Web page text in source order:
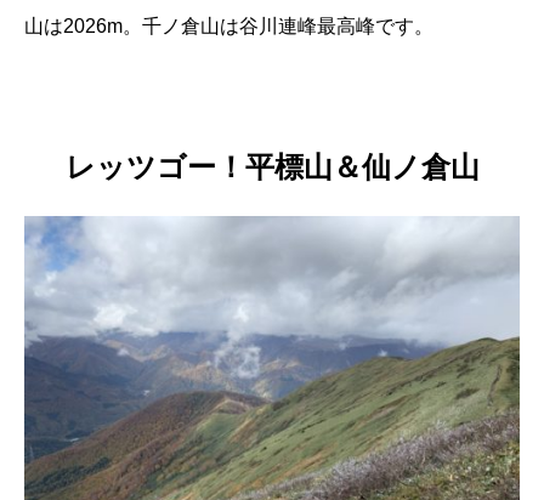
山は2026m。千ノ倉山は谷川連峰最高峰です。
レッツゴー！平標山＆仙ノ倉山